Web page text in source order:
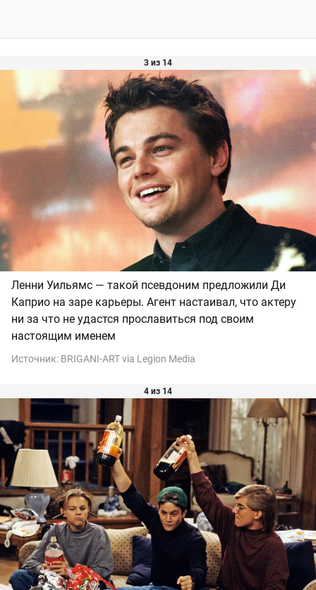
3 из 14
Ленни Уильямс — такой псевдоним предложили Ди
Каприо на заре карьеры. Агент настаивал, что актеру
ни за что не удастся прославиться под своим
настоящим именем
Источник: BRIGANI-ART via Legion Media
4 из 14